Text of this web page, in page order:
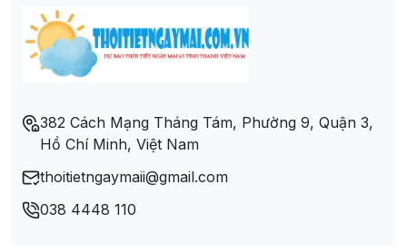
Xã Ngọc Hội
Xã Phú Bình
Xã Phúc Thịnh
382 Cách Mạng Tháng Tám, Phường 9, Quận 3,
Hồ Chí Minh, Việt Nam
thoitietngaymaii@gmail.com
038 4448 110